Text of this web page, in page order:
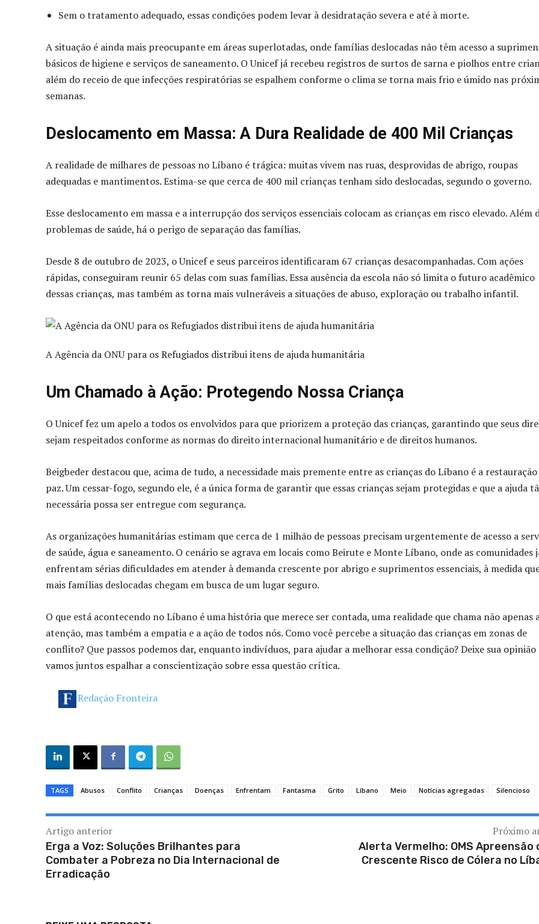
Sem o tratamento adequado, essas condições podem levar à desidratação severa e até à morte.
A situação é ainda mais preocupante em áreas superlotadas, onde famílias deslocadas não têm acesso a
básicos de higiene e serviços de saneamento. O Unicef já recebeu registros de surtos de sarna e piolhos entre
além do receio de que infecções respiratórias se espalhem conforme o clima se torna mais frio e úmido nas
semanas.
Deslocamento em Massa: A Dura Realidade de 400 Mil Crianças
A realidade de milhares de pessoas no Líbano é trágica: muitas vivem nas ruas, desprovidas de abrigo, roupas
adequadas e mantimentos. Estima-se que cerca de 400 mil crianças tenham sido deslocadas, segundo o governo.
Esse deslocamento em massa e a interrupção dos serviços essenciais colocam as crianças em risco elevado. Além
problemas de saúde, há o perigo de separação das famílias.
Desde 8 de outubro de 2023, o Unicef e seus parceiros identificaram 67 crianças desacompanhadas. Com ações
rápidas, conseguiram reunir 65 delas com suas famílias. Essa ausência da escola não só limita o futuro acadêmico
dessas crianças, mas também as torna mais vulneráveis a situações de abuso, exploração ou trabalho infantil.
A Agência da ONU para os Refugiados distribui itens de ajuda humanitária
Um Chamado à Ação: Protegendo Nossa Criança
O Unicef fez um apelo a todos os envolvidos para que priorizem a proteção das crianças, garantindo que seus
sejam respeitados conforme as normas do direito internacional humanitário e de direitos humanos.
Beigbeder destacou que, acima de tudo, a necessidade mais premente entre as crianças do Líbano é a restauração
paz. Um cessar-fogo, segundo ele, é a única forma de garantir que essas crianças sejam protegidas e que a ajuda
necessária possa ser entregue com segurança.
As organizações humanitárias estimam que cerca de 1 milhão de pessoas precisam urgentemente de acesso a
de saúde, água e saneamento. O cenário se agrava em locais como Beirute e Monte Líbano, onde as comunidades
enfrentam sérias dificuldades em atender à demanda crescente por abrigo e suprimentos essenciais, à medida
mais famílias deslocadas chegam em busca de um lugar seguro.
O que está acontecendo no Líbano é uma história que merece ser contada, uma realidade que chama não apenas
atenção, mas também a empatia e a ação de todos nós. Como você percebe a situação das crianças em zonas de
conflito? Que passos podemos dar, enquanto indivíduos, para ajudar a melhorar essa condição? Deixe sua opinião
vamos juntos espalhar a conscientização sobre essa questão crítica.
Redação Fronteira
TAGS Abusos Conflito Crianças Doenças Enfrentam Fantasma Grito Líbano Meio Notícias agregadas Silencioso
Artigo anterior
Erga a Voz: Soluções Brilhantes para
Combater a Pobreza no Dia Internacional de
Erradicação
Próximo
Alerta Vermelho: OMS Apreensão
Crescente Risco de Cólera no